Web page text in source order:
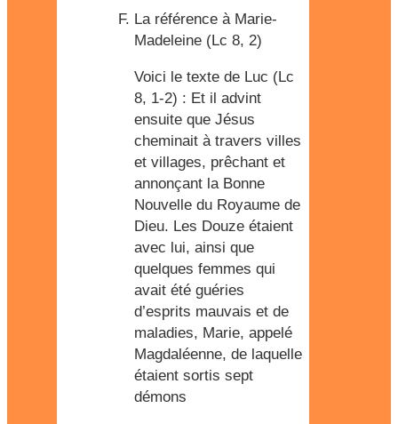
La référence à Marie-
Madeleine (Lc 8, 2)
Voici le texte de Luc (Lc
8, 1-2) : Et il advint
ensuite que Jésus
cheminait à travers villes
et villages, prêchant et
annonçant la Bonne
Nouvelle du Royaume de
Dieu. Les Douze étaient
avec lui, ainsi que
quelques femmes qui
avait été guéries
d’esprits mauvais et de
maladies, Marie, appelé
Magdaléenne, de laquelle
étaient sortis sept
démons